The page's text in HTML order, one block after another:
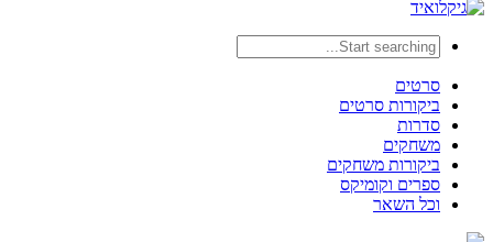
סרטים
ביקורות סרטים
סדרות
משחקים
ביקורות משחקים
ספרים וקומיקס
וכל השאר